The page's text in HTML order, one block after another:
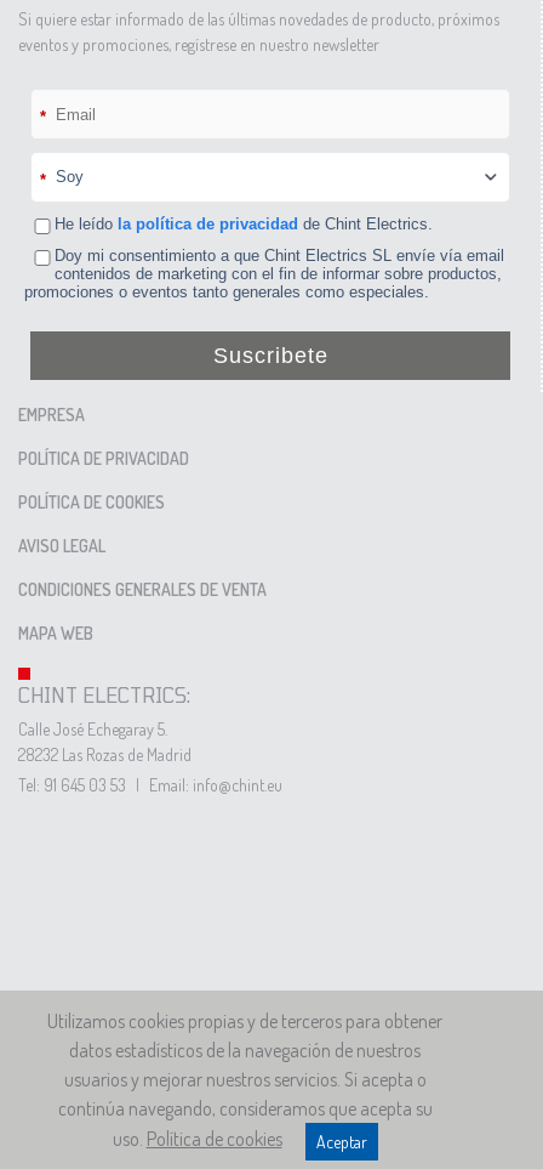
Utilizamos cookies propias y de terceros para obtener
datos estadísticos de la navegación de nuestros
usuarios y mejorar nuestros servicios. Si acepta o
continúa navegando, consideramos que acepta su
uso. Política de cookies Aceptar
TikTok Instagram YouTube Twitter
Si quiere estar informado de las últimas novedades de producto, próximos
eventos y promociones, regístrese en nuestro newsletter
*
*
He leído la política de privacidad de Chint Electrics.
Doy mi consentimiento a que Chint Electrics SL envíe vía email
contenidos de marketing con el fin de informar sobre productos,
promociones o eventos tanto generales como especiales.
Suscribete
EMPRESA
POLÍTICA DE PRIVACIDAD
POLÍTICA DE COOKIES
AVISO LEGAL
CONDICIONES GENERALES DE VENTA
MAPA WEB
CHINT ELECTRICS:
Calle José Echegaray 5.
28232 Las Rozas de Madrid
Tel: 91 645 03 53 | Email: info@chint.eu
© 2026 CHINT ELECTRICS Todos los derechos reservados